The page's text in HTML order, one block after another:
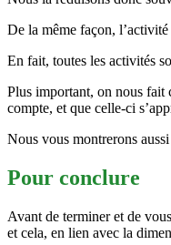
De la même façon,
En fait, toutes les activités
Plus important, on nous fait
compte, et que celle-ci
Nous vous montrerons
Pour conclure
Avant de terminer et de
et cela, en lien avec la